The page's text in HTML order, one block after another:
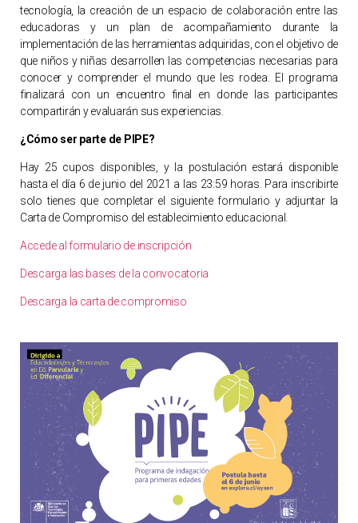
tecnología, la creación de un espacio de colaboración entre las
educadoras y un plan de acompañamiento durante la
implementación de las herramientas adquiridas, con el objetivo de
que niños y niñas desarrollen las competencias necesarias para
conocer y comprender el mundo que les rodea. El programa
finalizará con un encuentro final en donde las participantes
compartirán y evaluarán sus experiencias.
¿Cómo ser parte de PIPE?
Hay 25 cupos disponibles, y la postulación estará disponible
hasta el día 6 de junio del 2021 a las 23:59 horas. Para inscribirte
solo tienes que completar el siguiente formulario y adjuntar la
Carta de Compromiso del establecimiento educacional.
Accede al formulario de inscripción
Descarga las bases de la convocatoria
Descarga la carta de compromiso